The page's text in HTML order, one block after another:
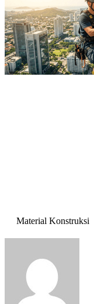
Material Konstruksi